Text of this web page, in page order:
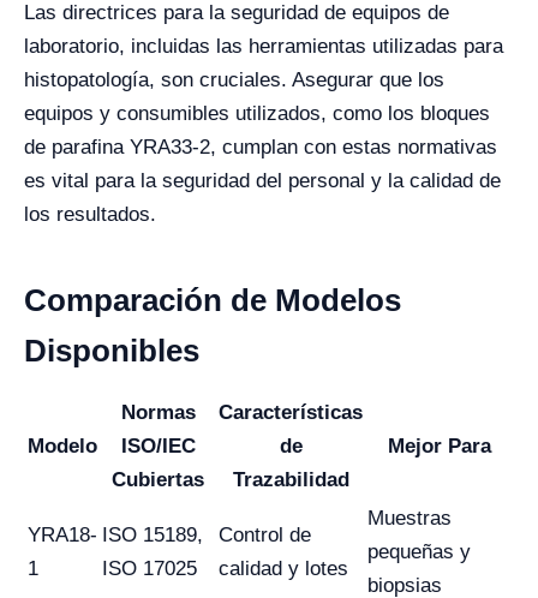
Las directrices para la seguridad de equipos de
laboratorio, incluidas las herramientas utilizadas para
histopatología, son cruciales. Asegurar que los
equipos y consumibles utilizados, como los bloques
de parafina YRA33-2, cumplan con estas normativas
es vital para la seguridad del personal y la calidad de
los resultados.
Comparación de Modelos
Disponibles
Modelo
Normas
ISO/IEC
Cubiertas
Características
de
Trazabilidad
Mejor Para
YRA18-
1
ISO 15189,
ISO 17025
Control de
calidad y lotes
Muestras
pequeñas y
biopsias